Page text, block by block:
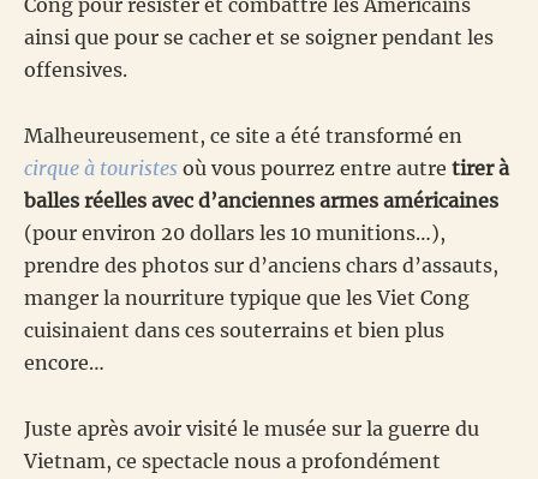
ainsi que pour se cacher et se soigner pendant les
offensives.
Malheureusement, ce site a été transformé en
cirque à touristes où vous pourrez entre autre tirer à
balles réelles avec d’anciennes armes américaines
(pour environ 20 dollars les 10 munitions…),
prendre des photos sur d’anciens chars d’assauts,
manger la nourriture typique que les Viet Cong
cuisinaient dans ces souterrains et bien plus
encore…
Juste après avoir visité le musée sur la guerre du
Vietnam, ce spectacle nous a profondément